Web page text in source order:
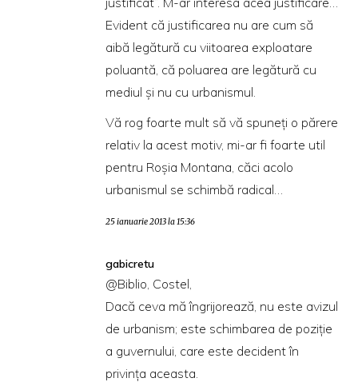
Evident că justificarea nu are cum să
aibă legătură cu viitoarea exploatare
poluantă, că poluarea are legătură cu
mediul şi nu cu urbanismul.
Vă rog foarte mult să vă spuneţi o părere
relativ la acest motiv, mi-ar fi foarte util
pentru Roşia Montana, căci acolo
urbanismul se schimbă radical…
25 ianuarie 2013 la 15:36
gabicretu
@Biblio, Costel,
Dacă ceva mă îngrijorează, nu este avizul
de urbanism; este schimbarea de poziție
a guvernului, care este decident în
privința aceasta.